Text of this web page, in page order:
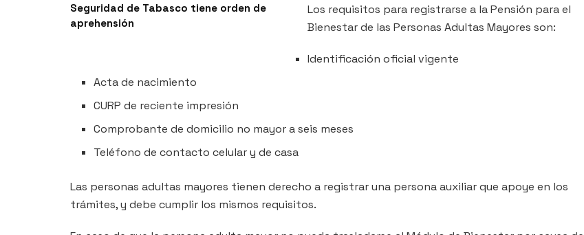
Seguridad de Tabasco tiene orden de
aprehensión
Los requisitos para registrarse a la Pensión para el
Bienestar de las Personas Adultas Mayores son:
Identificación oficial vigente
Acta de nacimiento
CURP de reciente impresión
Comprobante de domicilio no mayor a seis meses
Teléfono de contacto celular y de casa
Las personas adultas mayores tienen derecho a registrar una persona auxiliar que apoye en los
trámites, y debe cumplir los mismos requisitos.